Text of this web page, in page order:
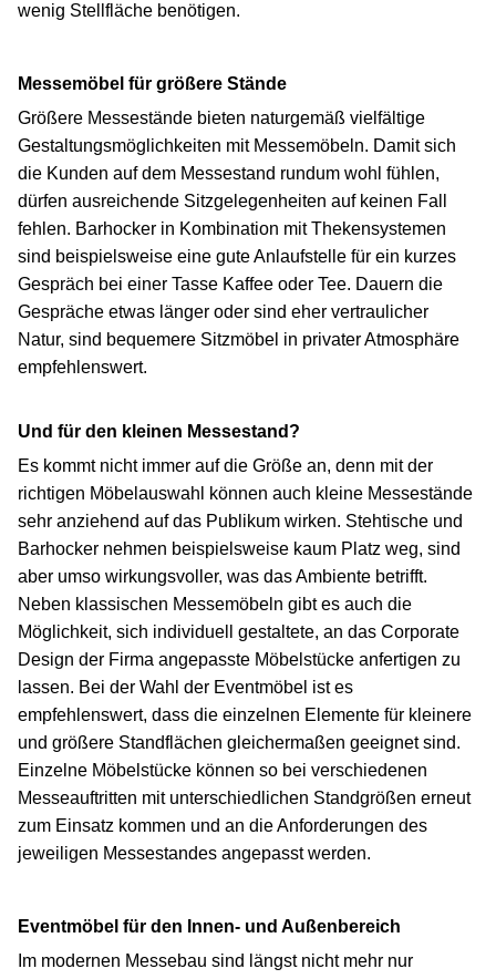
wenig Stellfläche benötigen.
Messemöbel für größere Stände
Größere Messestände bieten naturgemäß vielfältige
Gestaltungsmöglichkeiten mit Messemöbeln. Damit sich
die Kunden auf dem Messestand rundum wohl fühlen,
dürfen ausreichende Sitzgelegenheiten auf keinen Fall
fehlen. Barhocker in Kombination mit Thekensystemen
sind beispielsweise eine gute Anlaufstelle für ein kurzes
Gespräch bei einer Tasse Kaffee oder Tee. Dauern die
Gespräche etwas länger oder sind eher vertraulicher
Natur, sind bequemere Sitzmöbel in privater Atmosphäre
empfehlenswert.
Und für den kleinen Messestand?
Es kommt nicht immer auf die Größe an, denn mit der
richtigen Möbelauswahl können auch kleine Messestände
sehr anziehend auf das Publikum wirken. Stehtische und
Barhocker nehmen beispielsweise kaum Platz weg, sind
aber umso wirkungsvoller, was das Ambiente betrifft.
Neben klassischen Messemöbeln gibt es auch die
Möglichkeit, sich individuell gestaltete, an das Corporate
Design der Firma angepasste Möbelstücke anfertigen zu
lassen. Bei der Wahl der Eventmöbel ist es
empfehlenswert, dass die einzelnen Elemente für kleinere
und größere Standflächen gleichermaßen geeignet sind.
Einzelne Möbelstücke können so bei verschiedenen
Messeauftritten mit unterschiedlichen Standgrößen erneut
zum Einsatz kommen und an die Anforderungen des
jeweiligen Messestandes angepasst werden.
Eventmöbel für den Innen- und Außenbereich
Im modernen Messebau sind längst nicht mehr nur